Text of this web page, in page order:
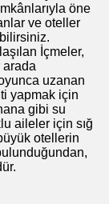
öne
ve oteller
İçmeler,
uzanan
yapmak için
gibi su
aileler için sığ
otellerin